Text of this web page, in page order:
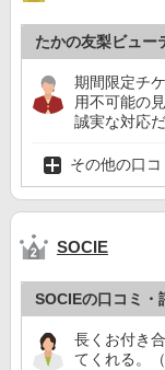
たかの友梨ビュー
期間限定チ
用不可能の
誠実な対応
その他の口コ
SOCIE
SOCIEの口コミ・
長くお付き
てくれる。